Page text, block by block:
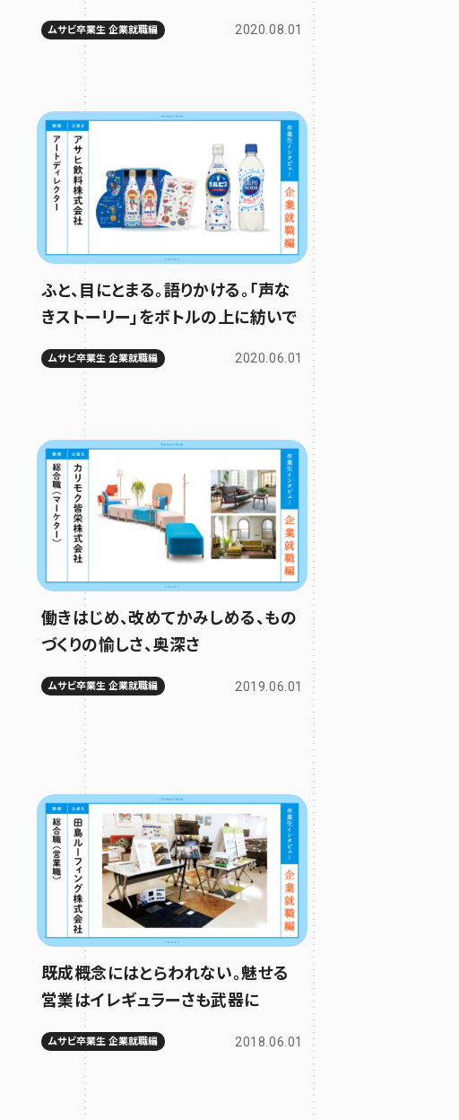
ムサビ卒業生 企業就職編 2020.08.01
ふと、目にとまる。語りかける。「声な
きストーリー」をボトルの上に紡いで
ムサビ卒業生 企業就職編 2020.06.01
働きはじめ、改めてかみしめる、もの
づくりの愉しさ、奥深さ
ムサビ卒業生 企業就職編 2019.06.01
既成概念にはとらわれない。魅せる
営業はイレギュラーさも武器に
ムサビ卒業生 企業就職編 2018.06.01